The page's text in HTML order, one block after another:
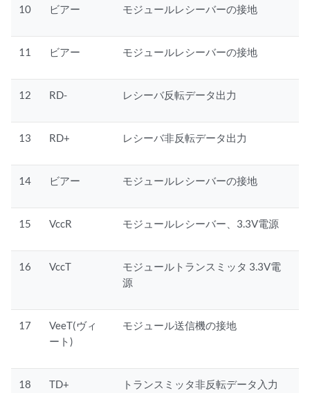
10 ビアー モジュールレシーバーの接地
11 ビアー モジュールレシーバーの接地
12 RD- レシーバ反転データ出力
13 RD+ レシーバ非反転データ出力
14 ビアー モジュールレシーバーの接地
15 VccR モジュールレシーバー、3.3V電源
16 VccT
モジュールトランスミッタ 3.3V電
源
17
VeeT(ヴィ
ート)
モジュール送信機の接地
18 TD+ トランスミッタ非反転データ入力